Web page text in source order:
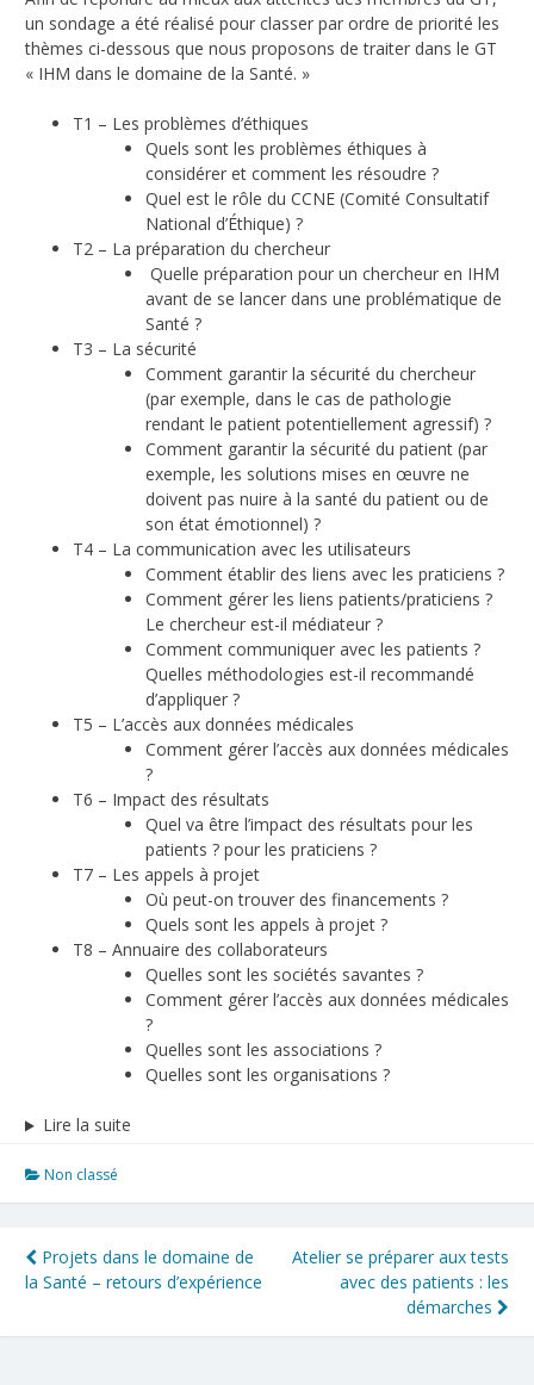
un sondage a été réalisé pour classer par ordre de priorité les
thèmes ci-dessous que nous proposons de traiter dans le GT
« IHM dans le domaine de la Santé. »
T1 – Les problèmes d’éthiques
Quels sont les problèmes éthiques à
considérer et comment les résoudre ?
Quel est le rôle du CCNE (Comité Consultatif
National d’Éthique) ?
T2 – La préparation du chercheur
Quelle préparation pour un chercheur en IHM
avant de se lancer dans une problématique de
Santé ?
T3 – La sécurité
Comment garantir la sécurité du chercheur
(par exemple, dans le cas de pathologie
rendant le patient potentiellement agressif) ?
Comment garantir la sécurité du patient (par
exemple, les solutions mises en œuvre ne
doivent pas nuire à la santé du patient ou de
son état émotionnel) ?
T4 – La communication avec les utilisateurs
Comment établir des liens avec les praticiens ?
Comment gérer les liens patients/praticiens ?
Le chercheur est-il médiateur ?
Comment communiquer avec les patients ?
Quelles méthodologies est-il recommandé
d’appliquer ?
T5 – L’accès aux données médicales
Comment gérer l’accès aux données médicales
?
T6 – Impact des résultats
Quel va être l’impact des résultats pour les
patients ? pour les praticiens ?
T7 – Les appels à projet
Où peut-on trouver des financements ?
Quels sont les appels à projet ?
T8 – Annuaire des collaborateurs
Quelles sont les sociétés savantes ?
Comment gérer l’accès aux données médicales
?
Quelles sont les associations ?
Quelles sont les organisations ?
Lire la suite
Non classé
Navigation
de
l’article
Projets dans le domaine de
la Santé – retours d’expérience
Atelier se préparer aux tests
avec des patients : les
démarches